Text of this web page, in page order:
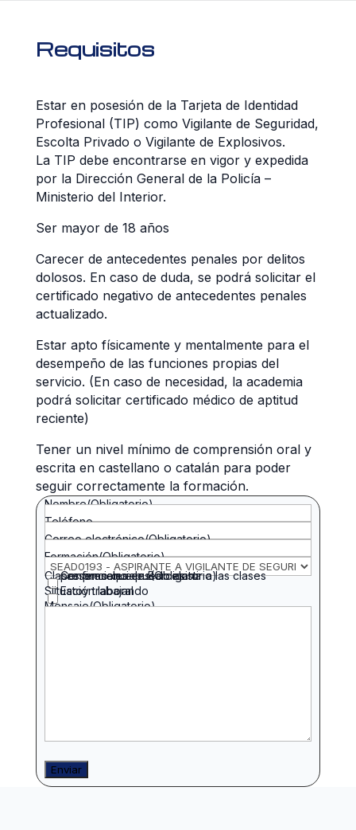
Requisitos
Estar en posesión de la Tarjeta de Identidad
Profesional (TIP) como Vigilante de Seguridad,
Escolta Privado o Vigilante de Explosivos.
La TIP debe encontrarse en vigor y expedida
por la Dirección General de la Policía –
Ministerio del Interior.
Ser mayor de 18 años
Carecer de antecedentes penales por delitos
dolosos. En caso de duda, se podrá solicitar el
certificado negativo de antecedentes penales
actualizado.
Estar apto físicamente y mentalmente para el
desempeño de las funciones propias del
servicio. (En caso de necesidad, la academia
podrá solicitar certificado médico de aptitud
reciente)
Tener un nivel mínimo de comprensión oral y
escrita en castellano o catalán para poder
seguir correctamente la formación.
Nombre(Obligatorio)
Teléfono
Correo electrónico(Obligatorio)
Formación(Obligatorio)
Clases presenciales(Obligatorio)
Confirmo que puedo asistir a las clases presenciales en Barcelona
Siituación laboral
Estoy trabajando
Mensaje(Obligatorio)
Enviar